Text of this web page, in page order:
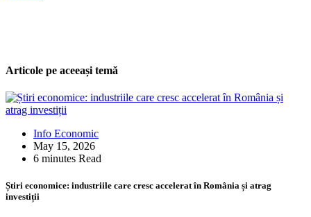
Articole pe aceeași temă
Info Economic
May 15, 2026
6 minutes Read
Știri economice: industriile care cresc accelerat în România și atrag
investiții